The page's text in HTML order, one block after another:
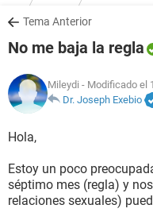
SALUD
NUTRICIÓN
BIENESTAR
SEXUALIDAD
Tema Anterior
No me baja la regla
Mileydi - Modificado el
Dr. Joseph Exebio
Hola,
Estoy un poco
séptimo mes (regla) y
relaciones sexuales)